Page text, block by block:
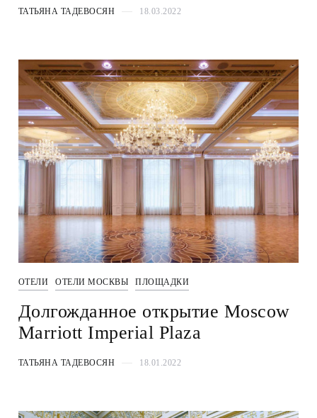
ТАТЬЯНА ТАДЕВОСЯН 18.03.2022
ОТЕЛИ ОТЕЛИ МОСКВЫ ПЛОЩАДКИ
Долгожданное открытие Moscow
Marriott Imperial Plaza
ТАТЬЯНА ТАДЕВОСЯН 18.01.2022